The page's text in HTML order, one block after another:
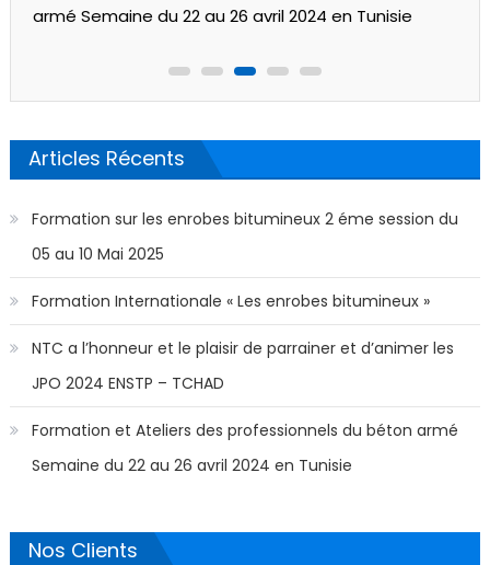
armé Semaine du 22 au 26 avril 2024 en Tunisie
Articles Récents
Formation sur les enrobes bitumineux 2 éme session du
05 au 10 Mai 2025
Formation Internationale « Les enrobes bitumineux »
NTC a l’honneur et le plaisir de parrainer et d’animer les
JPO 2024 ENSTP – TCHAD
Formation et Ateliers des professionnels du béton armé
Semaine du 22 au 26 avril 2024 en Tunisie
Nos Clients